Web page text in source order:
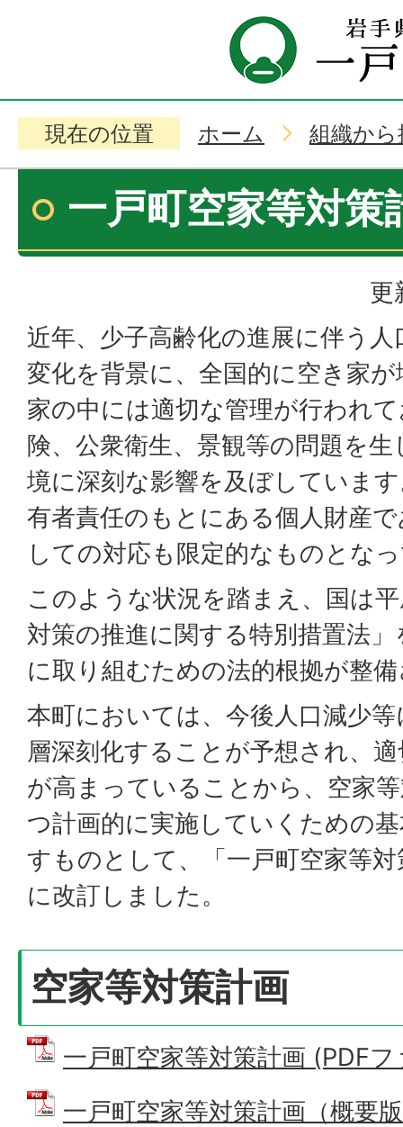
現在の位置 ホーム 組織か
一戸町空家等対策
更
近年、少子高齢化の進展に伴う
変化を背景に、全国的に空き家
家の中には適切な管理が行われ
険、公衆衛生、景観等の問題を
境に深刻な影響を及ぼしていま
有者責任のもとにある個人財産
しての対応も限定的なものとな
このような状況を踏まえ、国は
対策の推進に関する特別措置法
に取り組むための法的根拠が整
本町においては、今後人口減少
層深刻化することが予想され、
が高まっていることから、空家
つ計画的に実施していくための
すものとして、「一戸町空家等
に改訂しました。
空家等対策計画
一戸町空家等対策計画 (PDF
一戸町空家等対策計画（概要